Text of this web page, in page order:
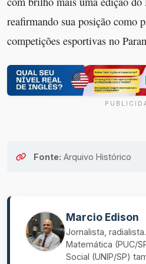
reafirmando sua posição como
competições esportivas no
Fonte: Arquivo Histórico
Marcio Edison
Jornalista,
Matemática (PUC/
Social (UNIP/SP)